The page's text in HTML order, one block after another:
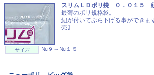
スリムＬＤポリ袋 ０．０１５
最薄のポリ規格袋。
紐が付いてぶら下げる事ができ
売】
サイズ №９～№１５